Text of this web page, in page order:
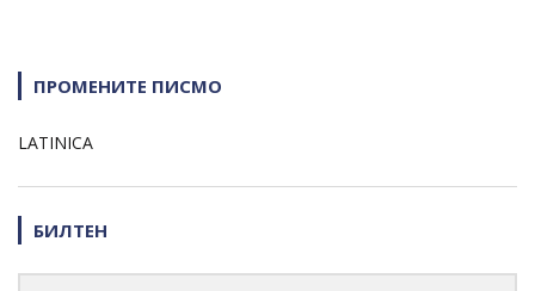
ПРОМЕНИТЕ ПИСМО
LATINICA
БИЛТЕН